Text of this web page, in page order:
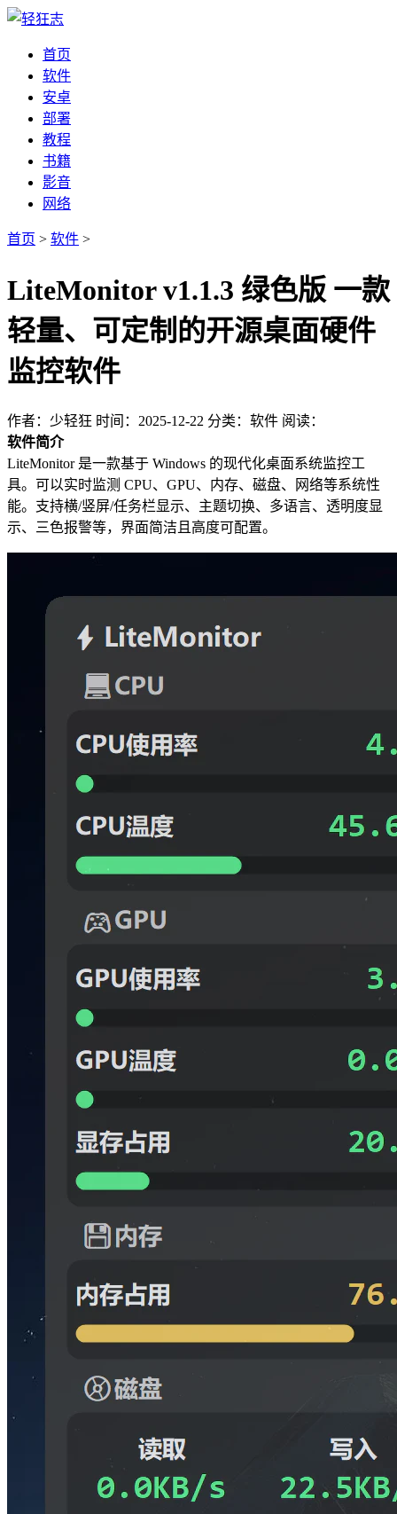
首页
软件
安卓
部署
教程
书籍
影音
网络
首页 > 软件 >
LiteMonitor v1.1.3 绿色版 一款
轻量、可定制的开源桌面硬件
监控软件
作者：少轻狂 时间：2025-12-22 分类：软件 阅读：
软件简介
LiteMonitor 是一款基于 Windows 的现代化桌面系统监控工
具。可以实时监测 CPU、GPU、内存、磁盘、网络等系统性
能。支持横/竖屏/任务栏显示、主题切换、多语言、透明度显
示、三色报警等，界面简洁且高度可配置。